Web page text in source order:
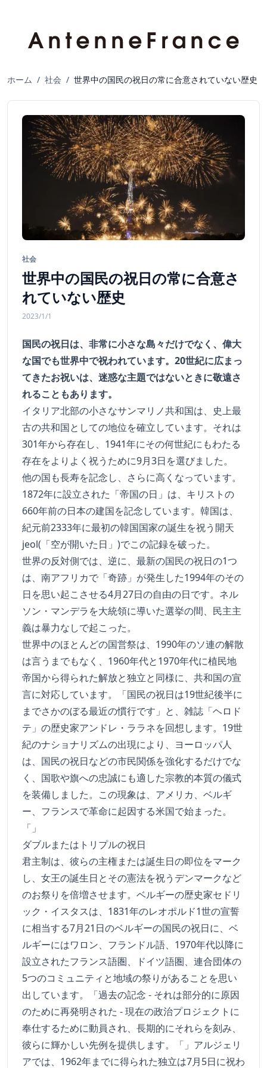
ホーム / 社会 / 世界中の国民の祝日の常に合意されていない歴史
社会
世界中の国民の祝日の常に合意さ
れていない歴史
2023/1/1
国民の祝日は、非常に小さな島々だけでなく、偉大
な国でも世界中で祝われています。20世紀に広まっ
てきたお祝いは、迷惑な主題ではないときに敬遠さ
れることもあります。
イタリア北部の小さなサンマリノ共和国は、史上最
古の共和国としての地位を確立しています。それは
301年から存在し、1941年にその何世紀にもわたる
存在をよりよく祝うために9月3日を選びました。
他の国も長寿を記念し、さらに高くなっています。
1872年に設立された「帝国の日」は、キリストの
660年前の日本の建国を記念しています。韓国は、
紀元前2333年に最初の韓国国家の誕生を祝う開天
jeol(「空が開いた日」)でこの記録を破った。
世界の反対側では、逆に、最新の国民の祝日の1つ
は、南アフリカで「奇跡」が発生した1994年のその
日を思い起こさせる4月27日の自由の日です。ネル
ソン・マンデラを大統領に導いた選挙の間、民主主
義は暴力なしで起こった。
世界中のほとんどの国営祭は、1990年のソ連の解散
は言うまでもなく、1960年代と1970年代に植民地
帝国から得られた解放と独立と同様に、共和国の宣
言に対応しています。「国民の祝日は19世紀後半に
までさかのぼる最近の慣行です」と、雑誌「ヘロド
テ」の歴史家アンドレ・ララネを回想します。19世
紀のナショナリズムの出現により、ヨーロッパ人
は、国民の祝日などの市民関係を強化するだけでな
く、国歌や旗への忠誠にも適した宗教的本質の儀式
を装備しました。この現象は、アメリカ、ベルギ
ー、フランスで革命に起因する米国で始まった。
「」
ダブルまたはトリプルの祝日
君主制は、彼らの主権または誕生日の即位をマーク
し、女王の誕生日とその憲法を祝うデンマークなど
のお祭りを倍増させます。ベルギーの歴史家セドリ
ック・イスタスは、1831年のレオポルド1世の宣誓
に相当する7月21日のベルギーの国民の祝日に、ベ
ルギーにはワロン、フランドル語、1970年代以降に
設立されたフランス語圏、ドイツ語圏、連合団体の
5つのコミュニティと地域の祭りがあることを思い
出しています。「過去の記念 - それは部分的に原因
のために再発明された - 現在の政治プロジェクトに
奉仕するために動員され、長期的にそれらを刻み、
彼らに輝かしい先例を提供します。「」アルジェリ
アでは、1962年までに得られた独立は7月5日に祝わ